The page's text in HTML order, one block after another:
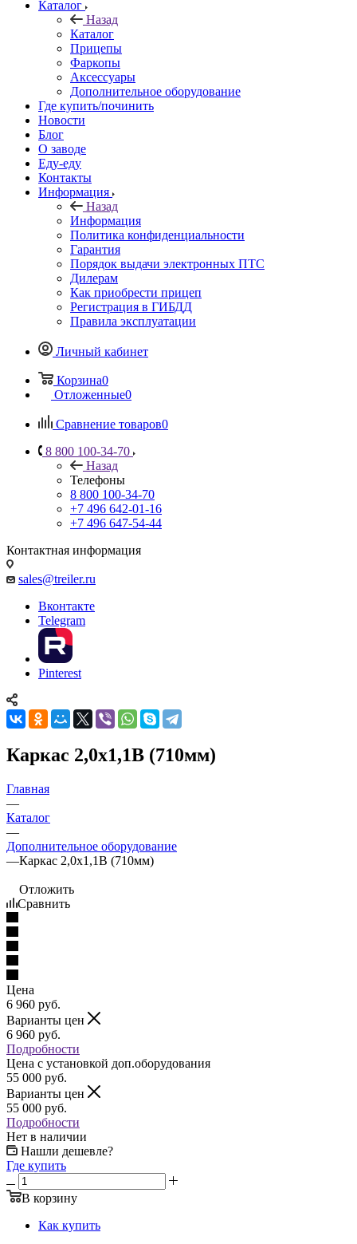
Каталог
Назад
Каталог
Прицепы
Фаркопы
Аксессуары
Дополнительное оборудование
Где купить/починить
Новости
Блог
О заводе
Еду-еду
Контакты
Информация
Назад
Информация
Политика конфиденциальности
Гарантия
Порядок выдачи электронных ПТС
Дилерам
Как приобрести прицеп
Регистрация в ГИБДД
Правила эксплуатации
Личный кабинет
Корзина0
Отложенные0
Сравнение товаров0
8 800 100-34-70
Назад
Телефоны
8 800 100-34-70
+7 496 642-01-16
+7 496 647-54-44
Контактная информация
sales@treiler.ru
Вконтакте
Telegram
Pinterest
Каркас 2,0х1,1В (710мм)
Главная
—
Каталог
—
Дополнительное оборудование
—Каркас 2,0х1,1В (710мм)
Отложить
Сравнить
Цена
6 960 руб.
Варианты цен
6 960 руб.
Подробности
Цена c установкой доп.оборудования
55 000 руб.
Варианты цен
55 000 руб.
Подробности
Нет в наличии
Нашли дешевле?
Где купить
В корзину
Как купить